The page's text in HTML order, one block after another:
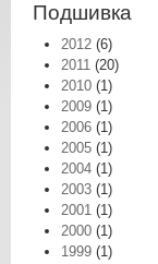
Подшивка
2012 (6)
2011 (20)
2010 (1)
2009 (1)
2006 (1)
2005 (1)
2004 (1)
2003 (1)
2001 (1)
2000 (1)
1999 (1)